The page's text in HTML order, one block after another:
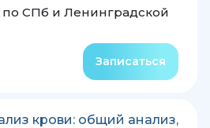
СПб и Ленинградской
Записаться
крови: общий анализ,